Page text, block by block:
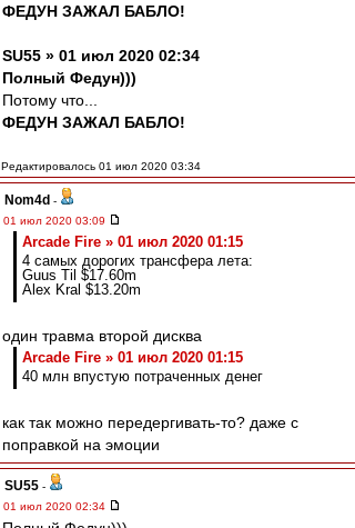
ФЕДУН ЗАЖАЛ БАБЛО!
SU55 » 01 июл 2020 02:34
Полный Федун)))
Потому что...
ФЕДУН ЗАЖАЛ БАБЛО!
Редактировалось 01 июл 2020 03:34
Nom4d -
01 июл 2020 03:09
Arcade Fire » 01 июл 2020 01:15
4 самых дорогих трансфера лета:
Guus Til $17.60m
Alex Kral $13.20m
один травма второй дисква
Arcade Fire » 01 июл 2020 01:15
40 млн впустую потраченных денег
как так можно передергивать-то? даже с
поправкой на эмоции
SU55 -
01 июл 2020 02:34